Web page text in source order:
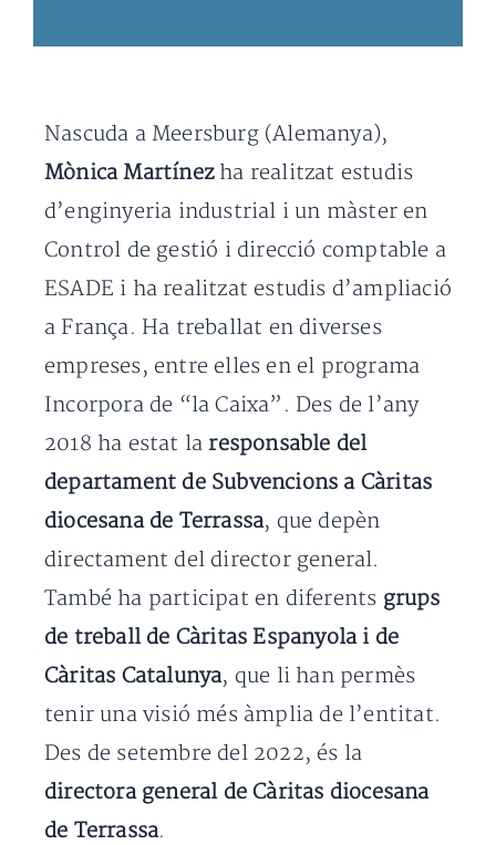
Nascuda a Meersburg (Alemanya),
Mònica Martínezha realitzat estudis
d’enginyeria industrial i un màster en
Control de gestió i direcció comptable a
ESADE i ha realitzat estudis d’ampliació
a França. Ha treballat en diverses
empreses, entre elles en el programa
Incorpora de “la Caixa”. Des de l’any
2018 ha estat la responsable del
departament de Subvencions a Càritas
diocesana de Terrassa, que depèn
directament del director general.
També ha participat en diferents grups
de treball de Càritas Espanyola i de
Càritas Catalunya, que li han permès
tenir una visió més àmplia de l’entitat.
Des de setembre del 2022, és la
directora general de Càritas diocesana
de Terrassa.